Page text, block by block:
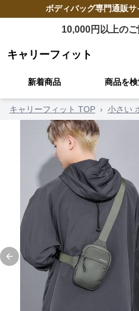
ボディバッグ専門通販サ
10,000円以上の
キャリーフィット
新着商品 商品を
キャリーフィット TOP › 小さい
Previous slide